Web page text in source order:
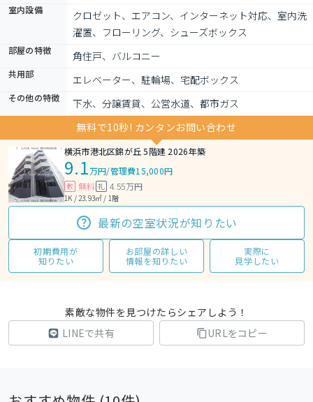
室内設備
クロゼット、エアコン、インターネット対応、室内洗
濯置、フローリング、シューズボックス
部屋の特徴 角住戸、バルコニー
共用部 エレベーター、駐輪場、宅配ボックス
その他の特徴
下水、分譲賃貸、公営水道、都市ガス
無料で10秒! カンタンお問い合わせ
横浜市港北区錦が丘 5階建 2026年築
9.1万円/管理費15,000円
敷 無料 礼 4.55万円
1K / 23.93㎡ / 1階
最新の空室状況が知りたい
初期費用が
知りたい
お部屋の詳しい
情報を知りたい
実際に
見学したい
素敵な物件を見つけたらシェアしよう！
LINEで共有
URLをコピー